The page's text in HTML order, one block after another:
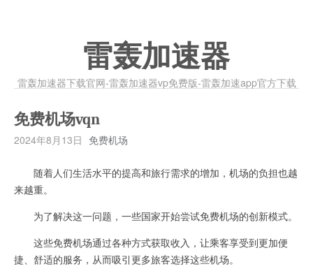
雷轰加速器
雷轰加速器下载官网-雷轰加速器vp免费版-雷轰加速app官方下载
免费机场vqn
2024年8月13日 免费机场
随着人们生活水平的提高和旅行需求的增加，机场的负担也越
来越重。
为了解决这一问题，一些国家开始尝试免费机场的创新模式。
这些免费机场通过各种方式获取收入，让乘客享受到更加便
捷、舒适的服务，从而吸引更多旅客选择这些机场。